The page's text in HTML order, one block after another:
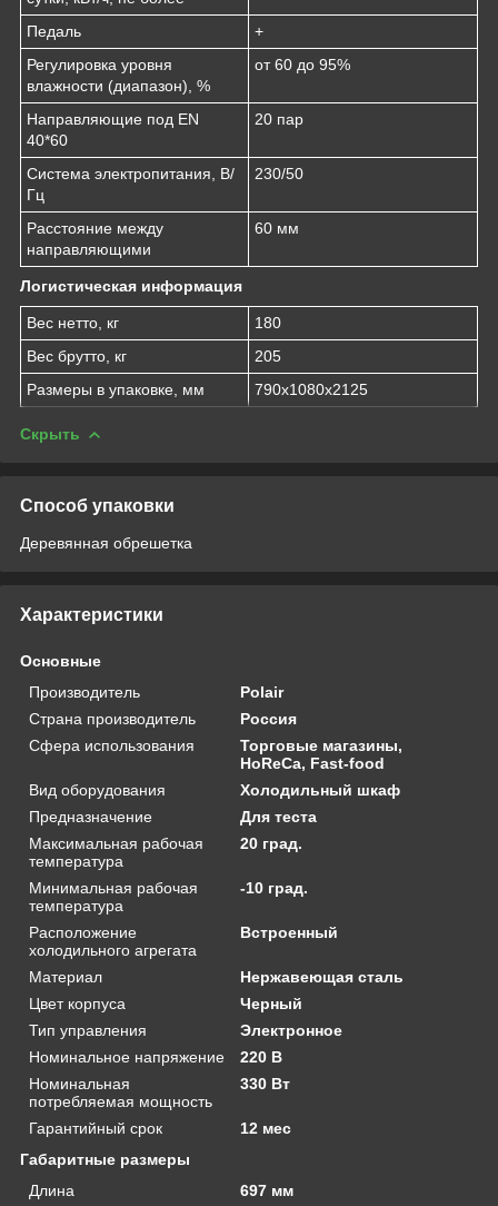
Педаль
+
Регулировка уровня
влажности (диапазон), %
от 60 до 95%
Направляющие под EN
40*60
20 пар
Система электропитания, В/
Гц
230/50
Расстояние между
направляющими
60 мм
Логистическая информация
Вес нетто, кг
180
Вес брутто, кг
205
Размеры в упаковке, мм
790х1080х2125
Скрыть
Способ упаковки
Деревянная обрешетка
Характеристики
Основные
Производитель
Polair
Страна производитель
Россия
Сфера использования
Торговые магазины,
HoReCa, Fast-food
Вид оборудования
Холодильный шкаф
Предназначение
Для теста
Максимальная рабочая
температура
20 град.
Минимальная рабочая
температура
-10 град.
Расположение
холодильного агрегата
Встроенный
Материал
Нержавеющая сталь
Цвет корпуса
Черный
Тип управления
Электронное
Номинальное напряжение
220 В
Номинальная
потребляемая мощность
330 Вт
Гарантийный срок
12 мес
Габаритные размеры
Длина
697 мм